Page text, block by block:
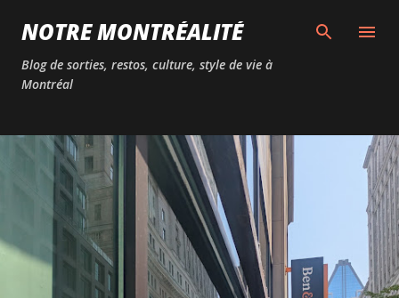
Passer au contenu principal
NOTRE MONTRÉALITÉ
Blog de sorties, restos, culture, style de vie à
Montréal